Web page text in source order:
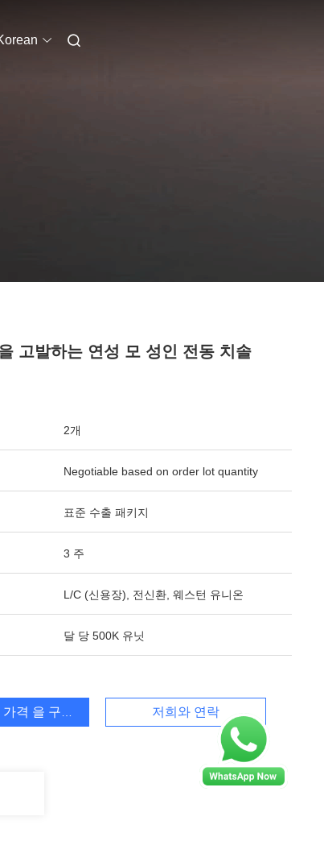
고발하는 연성 모 성인 전동 치솔
2개
Negotiable based on order lot quantity
표준 수출 패키지
3 주
L/C (신용장), 전신환, 웨스턴 유니온
달 당 500K 유닛
격 을 구하라 저희와 연락